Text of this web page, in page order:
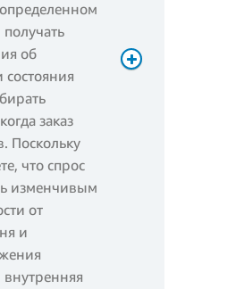
получать
об
заказ
Поскольку
что спрос
изменчивым
от
и
внутренняя